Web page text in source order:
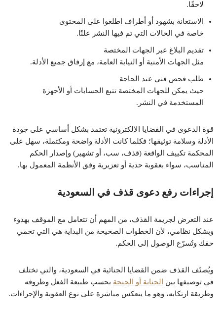
لاحقًا.
الاستعانة بشهود أو أطراف اطلعوا على المحتوى
خاصة في الحالات التي تم فيها النشر علنًا.
تقديم البلاغ عبر الجهات المختصة
مثل الجهات الأمنية أو النيابة العامة، مع إرفاق جميع الأدلة.
طلب فحص فني عند الحاجة
حيث يمكن للجهات المختصة تتبع الحسابات أو الأجهزة
المستخدمة في النشر.
قوة الدعوى في القضايا الإلكترونية تعتمد بشكل أساسي على جودة
الأدلة وسلامة توثيقها؛ فكلما كانت الأدلة واضحة ومكتملة، سهل على
المحكمة تكييف الواقعة (قذف، سب، أو تشهير) وإصدار الحكم
المناسب، سواء بعقوبة حدية أو تعزيرية وفق الأنظمة المعمول بها.
إجراءات رفع دعوى قذف في السعودية
عند التعرض لجريمة القذف، من المهم أن تتعامل مع الموقف بهدوء
وبشكل نظامي، لأن الخطوات الصحيحة من البداية هي التي تحمي
حقك وتُسرّع الوصول إلى الحكم.
ويُصنّف القذف ضمن القضايا الجنائية في السعودية، والتي تختلف
في توصيفها بين
الجناية أو الجنحة بحسب طبيعة الفعل وظروفه
وطريقة ارتكابه، وهو ما ينعكس مباشرة على نوع العقوبة والإجراءات.